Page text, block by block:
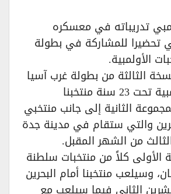
تدريباته في معسكره
تحضيرا للمشاركة في بطولة
الأولمبية.
الثالثة من بطولة غرب آسيا
للمنتخبات الأولمبية تحت 23 سنة منتخبنا
الثانية إلى جانب منتخبي
والتي ستقام في مدينة جدة
من الشهر المقبل.
كلاً من منتخبات سلطنة
وسيلعب منتخبنا أمام البحرين